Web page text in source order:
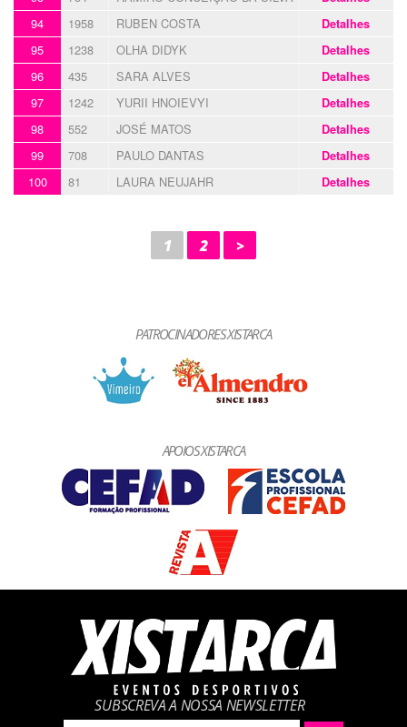
94 1958 RUBEN COSTA Detalhes
95 1238 OLHA DIDYK Detalhes
96 435 SARA ALVES Detalhes
97 1242 YURII HNOIEVYI Detalhes
98 552 JOSÉ MATOS Detalhes
99 708 PAULO DANTAS Detalhes
100 81 LAURA NEUJAHR Detalhes
1 2 >
PATROCINADORES XISTARCA
APOIOS XISTARCA
SUBSCREVA A NOSSA NEWSLETTER